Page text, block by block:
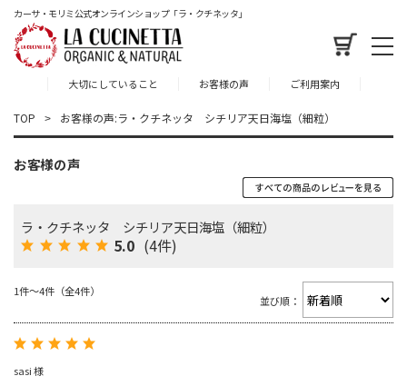
カーサ・モリミ公式オンラインショップ「ラ・クチネッタ」
大切にしていること お客様の声 ご利用案内
TOP お客様の声:ラ・クチネッタ シチリア天日海塩（細粒）
お客様の声
ラ・クチネッタ シチリア天日海塩（細粒）
5.0 (4件)
1件～4件（全4件）
並び順：
sasi 様